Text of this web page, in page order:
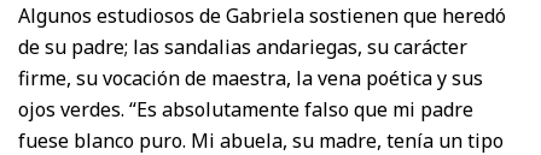
Algunos estudiosos de Gabriela sostienen que heredó
de su padre; las sandalias andariegas, su carácter
firme, su vocación de maestra, la vena poética y sus
ojos verdes. “Es absolutamente falso que mi padre
fuese blanco puro. Mi abuela, su madre, tenía un tipo